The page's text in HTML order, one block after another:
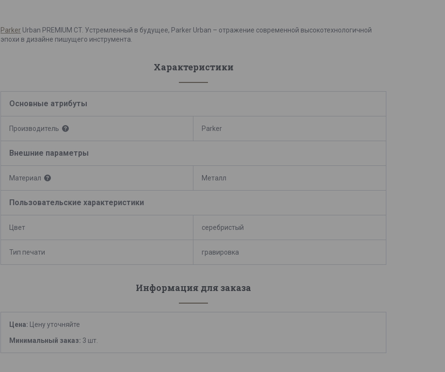
Parker Urban PREMIUM CT. Устремленный в будущее, Parker Urban – отражение современной высокотехнологичной
эпохи в дизайне пишущего инструмента.
Характеристики
Основные атрибуты
Производитель Parker
Внешние параметры
Материал Металл
Пользовательские характеристики
Цвет серебристый
Тип печати гравировка
Информация для заказа
Цена: Цену уточняйте
Минимальный заказ: 3 шт.